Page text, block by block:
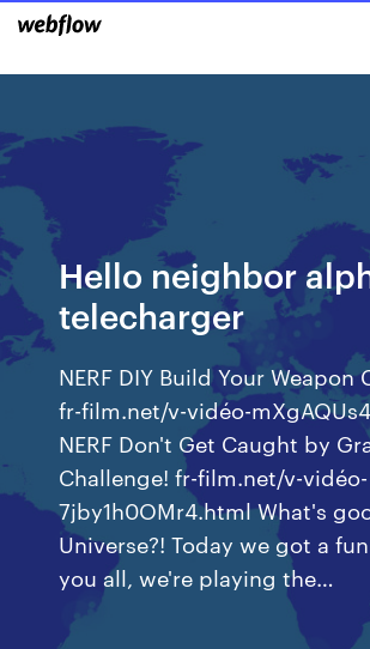
Hello neighbor
telecharger
NERF DIY Build Your Weapon
fr-film.net/v-vidéo-
NERF Don't Get Caught by
Challenge! fr-film.net/v-vidéo-
7jby1h0OMr4.html What's
Universe?! Today we got a
you all, we're playing the…